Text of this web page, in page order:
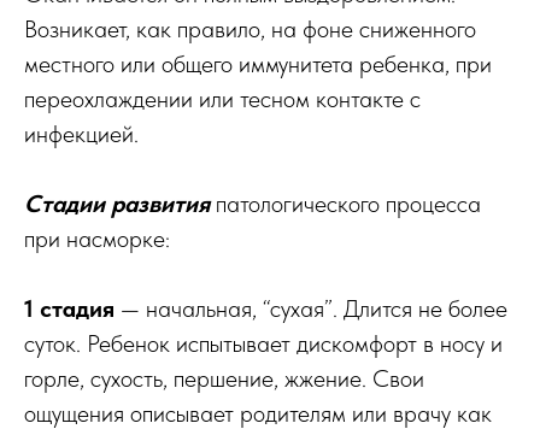
Возникает, как правило, на фоне сниженного
местного или общего иммунитета ребенка, при
переохлаждении или тесном контакте с
инфекцией.
Стадии развитияпатологического процесса
при насморке:
1 стадия — начальная, “сухая”. Длится не более
суток. Ребенок испытывает дискомфорт в носу и
горле, сухость, першение, жжение. Свои
ощущения описывает родителям или врачу как